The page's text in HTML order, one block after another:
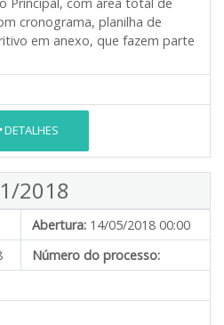
cronograma, planilha de
em anexo, que fazem parte
DETALHES
2018
Abertura: 14/05/2018 00:00
Número do processo: